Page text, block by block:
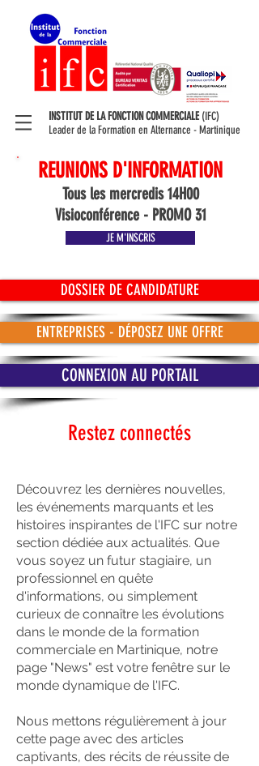
INSTITUT DE LA FONCTION COMMERCIALE (IFC)
Leader de la Formation en Alternance - Martinique
REUNIONS D'INFORMATION
Tous les mercredis 14H00
Visioconférence - PROMO 31
JE M'INSCRIS
DOSSIER DE CANDIDATURE
ENTREPRISES - DÉPOSEZ UNE OFFRE
CONNEXION AU PORTAIL
Restez connectés
Découvrez les dernières nouvelles,
les événements marquants et les
histoires inspirantes de l'IFC sur notre
section dédiée aux actualités. Que
vous soyez un futur stagiaire, un
professionnel en quête
d'informations, ou simplement
curieux de connaître les évolutions
dans le monde de la formation
commerciale en Martinique, notre
page "News" est votre fenêtre sur le
monde dynamique de l'IFC.
Nous mettons régulièrement à jour
cette page avec des articles
captivants, des récits de réussite de